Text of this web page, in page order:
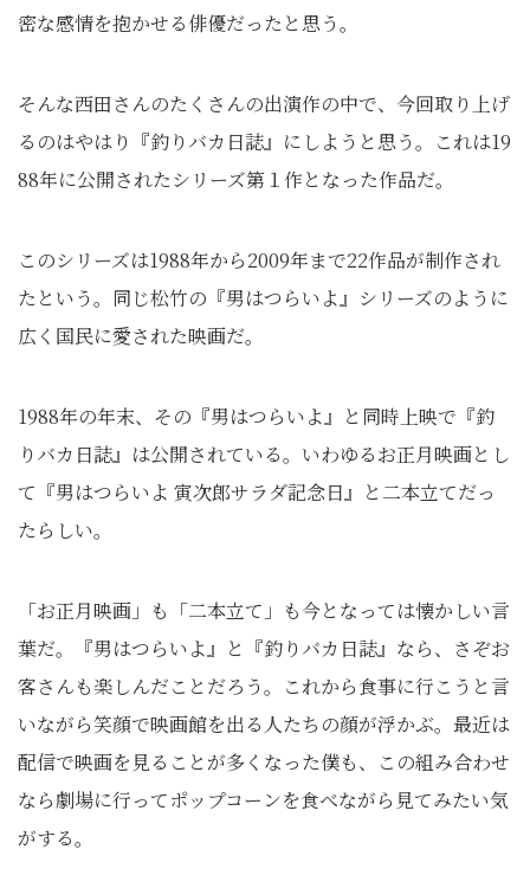
密な感情を抱かせる俳優だったと思う。
そんな西田さんのたくさんの出演作の中で、今回取り上げ
るのはやはり『釣りバカ日誌』にしようと思う。これは19
88年に公開されたシリーズ第１作となった作品だ。
このシリーズは1988年から2009年まで22作品が制作され
たという。同じ松竹の『男はつらいよ』シリーズのように
広く国民に愛された映画だ。
1988年の年末、その『男はつらいよ』と同時上映で『釣
りバカ日誌』は公開されている。いわゆるお正月映画とし
て『男はつらいよ 寅次郎サラダ記念日』と二本立てだっ
たらしい。
「お正月映画」も「二本立て」も今となっては懐かしい言
葉だ。『男はつらいよ』と『釣りバカ日誌』なら、さぞお
客さんも楽しんだことだろう。これから食事に行こうと言
いながら笑顔で映画館を出る人たちの顔が浮かぶ。最近は
配信で映画を見ることが多くなった僕も、この組み合わせ
なら劇場に行ってポップコーンを食べながら見てみたい気
がする。